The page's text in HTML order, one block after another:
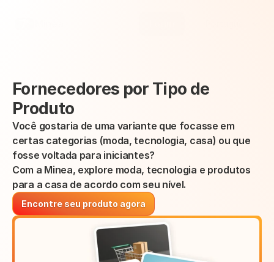
Fornecedores por Tipo de
Produto
Você gostaria de uma variante que focasse em
certas categorias (moda, tecnologia, casa) ou que
fosse voltada para iniciantes?
Com a Minea, explore moda, tecnologia e produtos
para a casa de acordo com seu nível.
Encontre seu produto agora